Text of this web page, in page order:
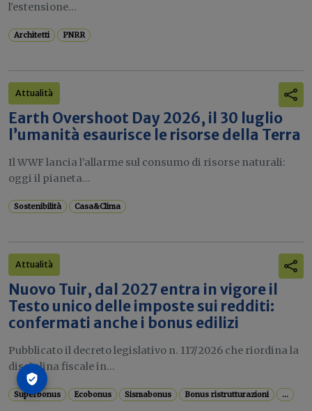
l'estensione...
Architetti PNRR
Attualità
Earth Overshoot Day 2026, il 30 luglio
l’umanità esaurisce le risorse della Terra
Il WWF lancia l’allarme sul consumo di risorse naturali:
oggi il pianeta...
Sostenibilità Casa&Clima
Attualità
Nuovo Tuir, dal 2027 entra in vigore il
Testo unico delle imposte sui redditi:
confermati anche i bonus edilizi
Pubblicato il decreto legislativo n. 117/2026 che riordina la
disciplina fiscale in...
Superbonus Ecobonus Sismabonus Bonus ristrutturazioni ...